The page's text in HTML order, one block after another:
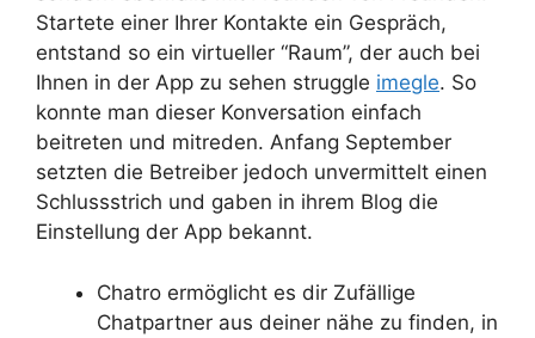
Startete einer Ihrer Kontakte ein Gespräch,
entstand so ein virtueller “Raum”, der auch bei
Ihnen in der App zu sehen struggle imegle. So
konnte man dieser Konversation einfach
beitreten und mitreden. Anfang September
setzten die Betreiber jedoch unvermittelt einen
Schlussstrich und gaben in ihrem Blog die
Einstellung der App bekannt.
Chatro ermöglicht es dir Zufällige
Chatpartner aus deiner nähe zu finden, in